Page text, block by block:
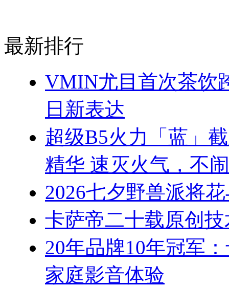
最新排行
VMIN尤目首次茶饮
日新表达
超级B5火力「蓝」
精华 速灭火气，不
2026七夕野兽派将
卡萨帝二十载原创
20年品牌10年冠军
家庭影音体验